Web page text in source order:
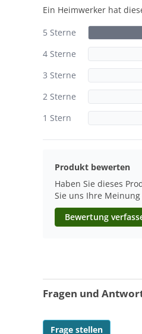
Ein Heimwerker hat
5 Sterne
4 Sterne
3 Sterne
2 Sterne
1 Stern
Produkt bewerten
Haben Sie dieses
Sie uns Ihre Meinung
Bewertung
Fragen und
Frage stellen